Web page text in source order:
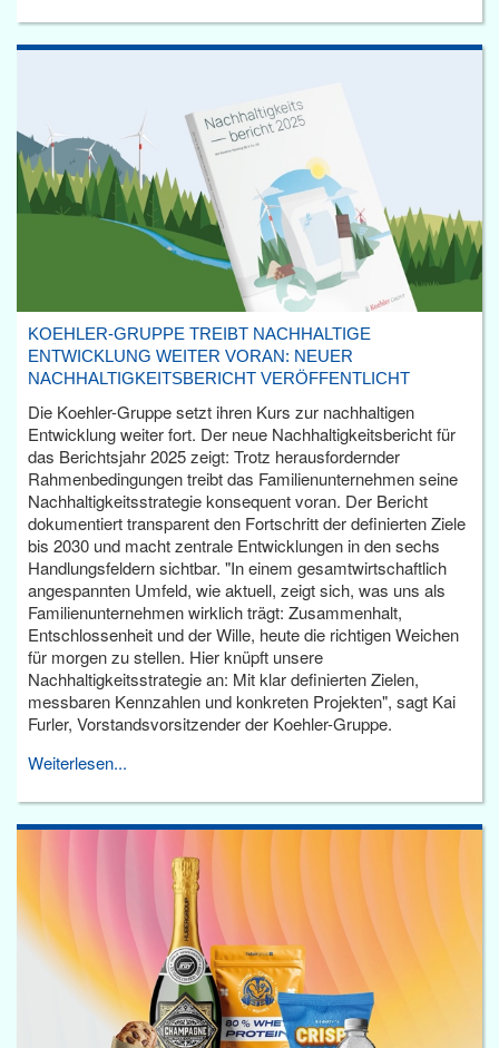
KOEHLER-GRUPPE TREIBT NACHHALTIGE
ENTWICKLUNG WEITER VORAN: NEUER
NACHHALTIGKEITSBERICHT VERÖFFENTLICHT
Die Koehler-Gruppe setzt ihren Kurs zur nachhaltigen
Entwicklung weiter fort. Der neue Nachhaltigkeitsbericht für
das Berichtsjahr 2025 zeigt: Trotz herausfordernder
Rahmenbedingungen treibt das Familienunternehmen seine
Nachhaltigkeitsstrategie konsequent voran. Der Bericht
dokumentiert transparent den Fortschritt der definierten Ziele
bis 2030 und macht zentrale Entwicklungen in den sechs
Handlungsfeldern sichtbar. "In einem gesamtwirtschaftlich
angespannten Umfeld, wie aktuell, zeigt sich, was uns als
Familienunternehmen wirklich trägt: Zusammenhalt,
Entschlossenheit und der Wille, heute die richtigen Weichen
für morgen zu stellen. Hier knüpft unsere
Nachhaltigkeitsstrategie an: Mit klar definierten Zielen,
messbaren Kennzahlen und konkreten Projekten", sagt Kai
Furler, Vorstandsvorsitzender der Koehler-Gruppe.
Weiterlesen...